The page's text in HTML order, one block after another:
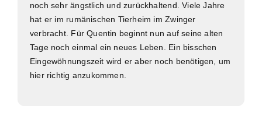
noch sehr ängstlich und zurückhaltend. Viele Jahre
hat er im rumänischen Tierheim im Zwinger
verbracht. Für Quentin beginnt nun auf seine alten
Tage noch einmal ein neues Leben. Ein bisschen
Eingewöhnungszeit wird er aber noch benötigen, um
hier richtig anzukommen.